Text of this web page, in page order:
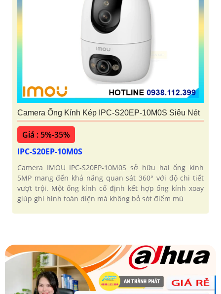
Camera Ống Kính Kép IPC-S20EP-10M0S Siêu Nét
Giá : 5%-35%
IPC-S20EP-10M0S
Camera IMOU IPC-S20EP-10M0S sở hữu hai ống kính
5MP mang đến khả năng quan sát 360° với độ chi tiết
vượt trội. Một ống kính cố định kết hợp ống kính xoay
giúp ghi hình toàn diện mà không bỏ sót điểm mù